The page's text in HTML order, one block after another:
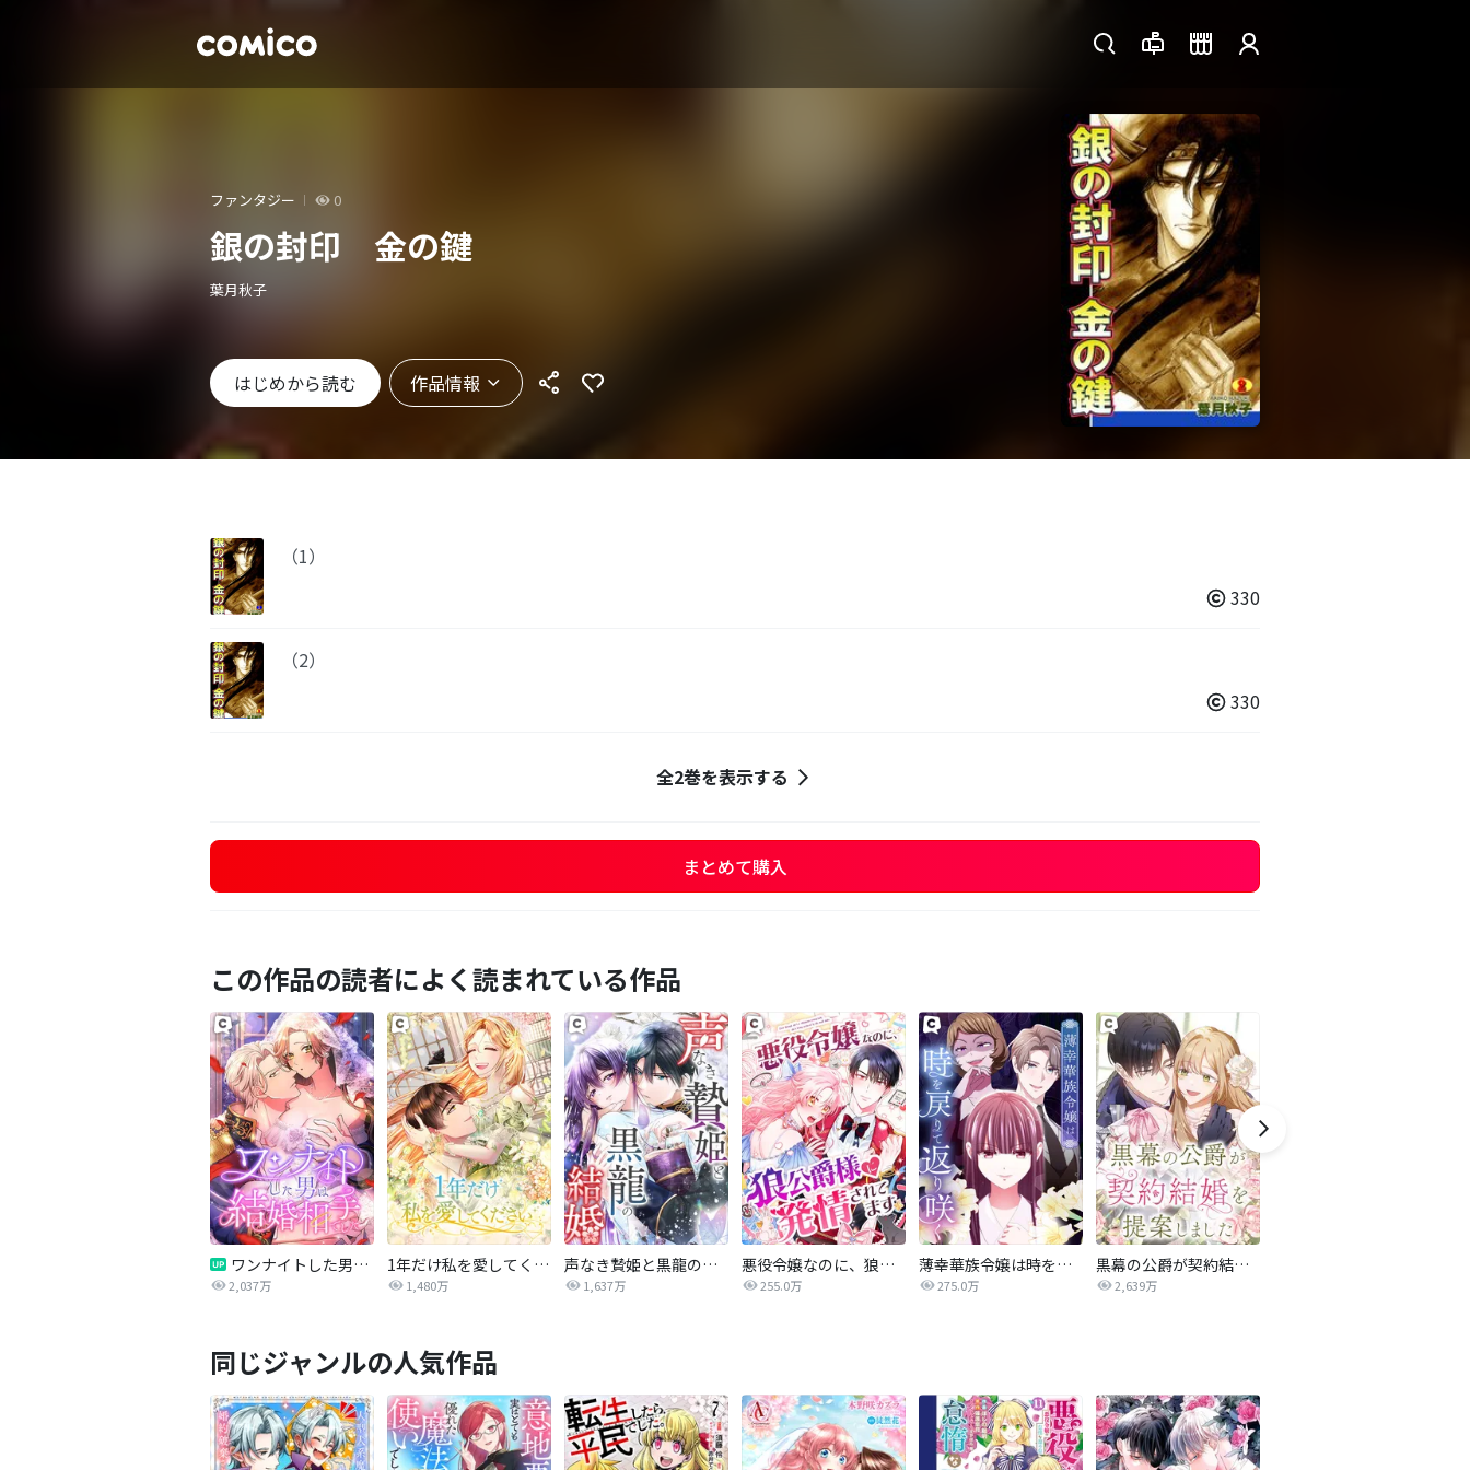
ファンタジー 0
銀の封印 金の鍵
葉月秋子
はじめから読む 作品情報
（1）
330
（2）
330
全2巻を表示する
まとめて購入
この作品の読者によく読まれている作品
ワンナイトした男は結婚相手でした
2,037万
1年だけ私を愛してください
1,480万
声なき贄姫と黒龍の結婚
1,637万
悪役令嬢なのに、狼公爵様に発情されてます
255.0万
薄幸華族令嬢は時を戻りて返り咲く
275.0万
黒幕の公爵が契約結婚を提案しました
2,639万
同じジャンルの人気作品